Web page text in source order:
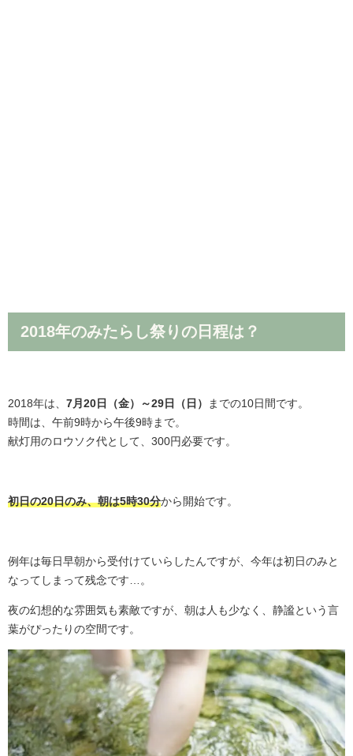
2018年のみたらし祭りの日程は？
2018年は、 7月20日（金）～29日（日）
までの10日間です。
時間は、午前9時から午後9時まで。
献灯用のロウソク代として、300円必要です。
初日の20日のみ、朝は5時30分から開始です。
例年は毎日早朝から受付けていらしたんですが、今年は初日のみと
なってしまって残念です…。
夜の幻想的な雰囲気も素敵ですが、朝は人も少なく、静謐という言
葉がぴったりの空間です。